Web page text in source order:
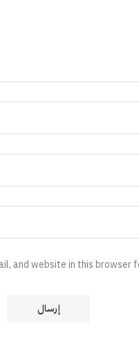
and website in this browser